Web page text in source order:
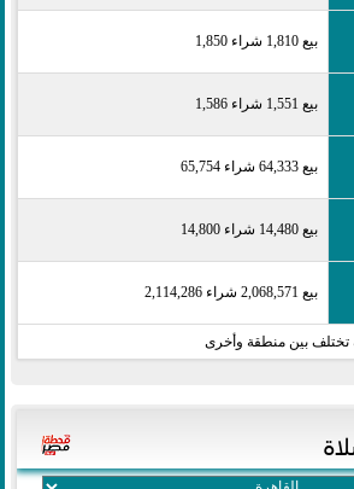
بيع 1,810 شراء 1,850
بيع 1,551 شراء 1,586
بيع 64,333 شراء 65,754
بيع 14,480 شراء 14,800
بيع 2,068,571 شراء 2,114,286
بين منطقة وأخرى